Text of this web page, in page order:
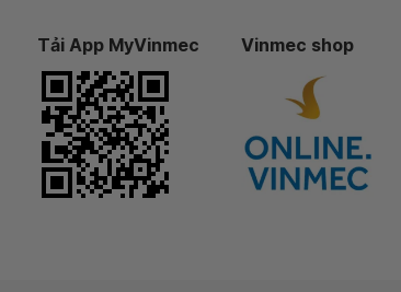
Tải App MyVinmec Vinmec shop